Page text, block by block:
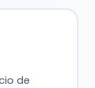
de